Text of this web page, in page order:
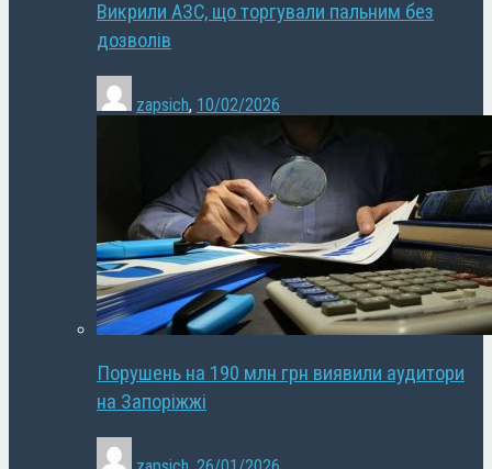
Викрили АЗС, що торгували пальним без
дозволів
zapsich, 10/02/2026
Порушень на 190 млн грн виявили аудитори
на Запоріжжі